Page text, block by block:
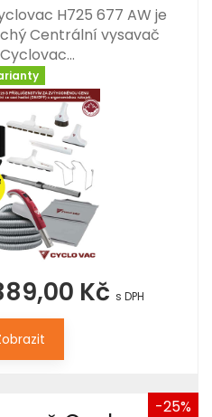
H725 677 AW je
Centrální vysavač
Kč s DPH
-25%